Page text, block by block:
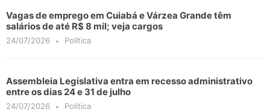
Vagas de emprego em Cuiabá e Várzea Grande têm
salários de até R$ 8 mil; veja cargos
24/07/2026 Política
Assembleia Legislativa entra em recesso administrativo
entre os dias 24 e 31 de julho
24/07/2026 Política